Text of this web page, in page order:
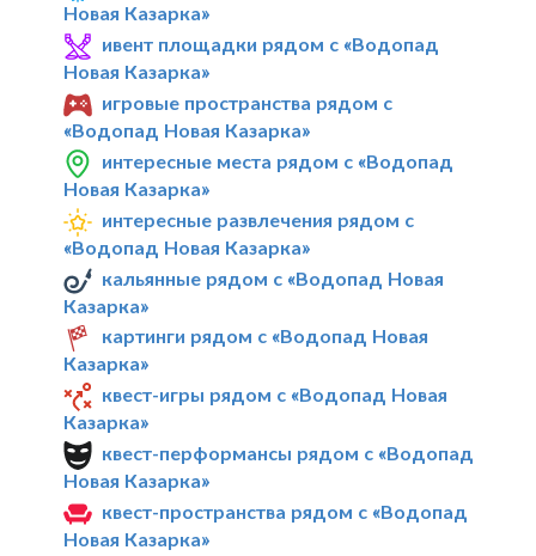
Новая Казарка»
ивент площадки рядом с «Водопад
Новая Казарка»
игровые пространства рядом с
«Водопад Новая Казарка»
интересные места рядом с «Водопад
Новая Казарка»
интересные развлечения рядом с
«Водопад Новая Казарка»
кальянные рядом с «Водопад Новая
Казарка»
картинги рядом с «Водопад Новая
Казарка»
квест-игры рядом с «Водопад Новая
Казарка»
квест-перформансы рядом с «Водопад
Новая Казарка»
квест-пространства рядом с «Водопад
Новая Казарка»